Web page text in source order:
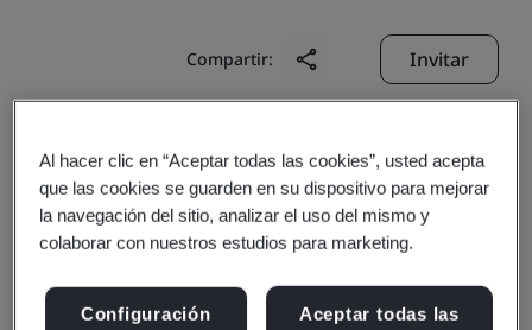
Compartir: Invitar
Hong Kong
Al hacer clic en “Aceptar todas las cookies”, usted acepta
que las cookies se guarden en su dispositivo para mejorar
la navegación del sitio, analizar el uso del mismo y
colaborar con nuestros estudios para marketing.
Configuración
Aceptar todas las